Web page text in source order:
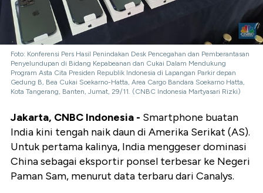
Foto: Konferensi Pers Hasil Penindakan Desk Pencegahan dan Pemberantasan
Penyelundupan di Bidang Kepabeanan dan Cukai Dalam Mendukung
Program Asta Cita Presiden Republik Indonesia di Lapangan Parkir depan
Gedung B, Bea Cukai Soekarno-Hatta, Area Cargo Bandara Soekarno Hatta,
Kota Tangerang, Banten, Jumat, 29/11. (CNBC Indonesia Martyasari Rizki)
Jakarta, CNBC Indonesia - Smartphone buatan
India kini tengah naik daun di Amerika Serikat (AS).
Untuk pertama kalinya, India menggeser dominasi
China sebagai eksportir ponsel terbesar ke Negeri
Paman Sam, menurut data terbaru dari Canalys.